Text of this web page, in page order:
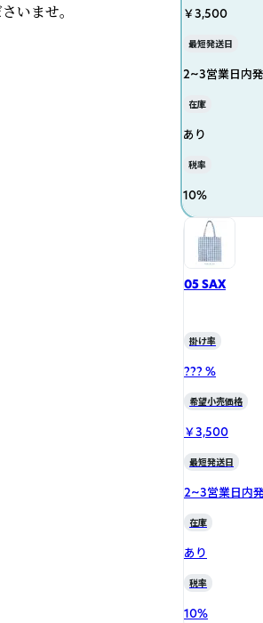
いませ。
￥3,500
最短発送日
2~3営業日内
在庫
あり
税率
10%
05 SAX
掛け率
??? %
希望小売価格
￥3,500
最短発送日
2~3営業日内
在庫
あり
税率
10%